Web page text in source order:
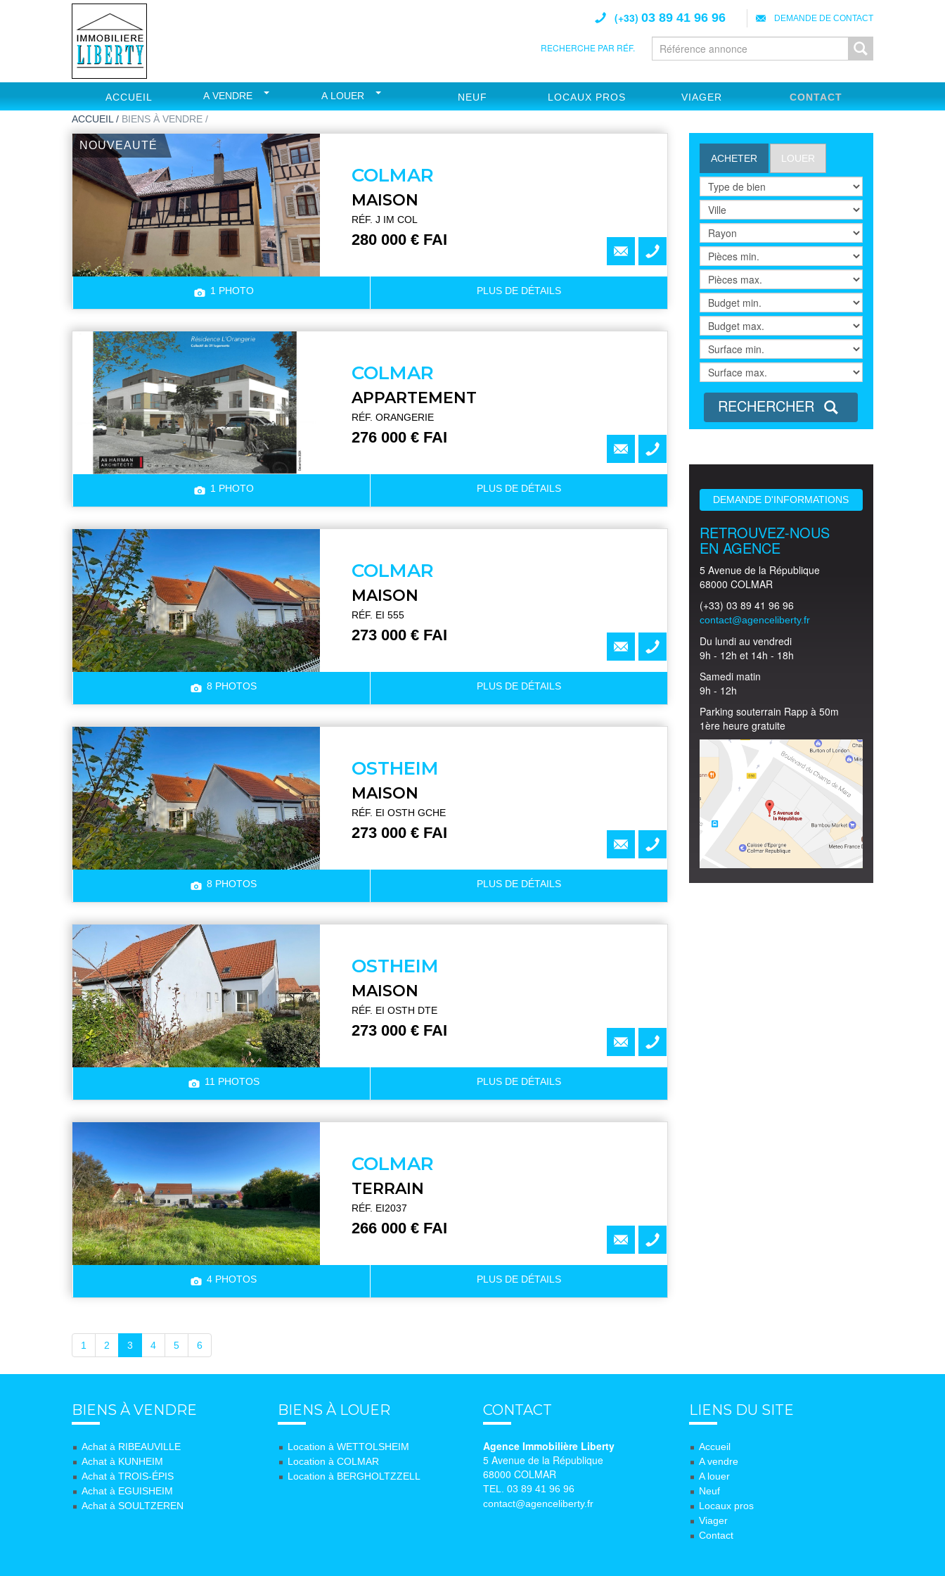
(+33) 03 89 41 96 96 DEMANDE DE CONTACT
RECHERCHE PAR RÉF.
ACCUEIL A VENDRE A LOUER NEUF LOCAUX PROS VIAGER
CONTACT
ACCUEIL / BIENS À VENDRE /
NOUVEAUTÉ
COLMAR
MAISON
RÉF. J IM COL
280 000 € FAI
1 PHOTO PLUS DE DÉTAILS
COLMAR
APPARTEMENT
RÉF. ORANGERIE
276 000 € FAI
1 PHOTO PLUS DE DÉTAILS
COLMAR
MAISON
RÉF. EI 555
273 000 € FAI
8 PHOTOS PLUS DE DÉTAILS
OSTHEIM
MAISON
RÉF. EI OSTH GCHE
273 000 € FAI
8 PHOTOS PLUS DE DÉTAILS
OSTHEIM
MAISON
RÉF. EI OSTH DTE
273 000 € FAI
11 PHOTOS PLUS DE DÉTAILS
COLMAR
TERRAIN
RÉF. EI2037
266 000 € FAI
4 PHOTOS PLUS DE DÉTAILS
ACHETER LOUER
RECHERCHER
DEMANDE D'INFORMATIONS
RETROUVEZ-NOUS
EN AGENCE
5 Avenue de la République
68000 COLMAR
(+33) 03 89 41 96 96
contact@agenceliberty.fr
Du lundi au vendredi
9h - 12h et 14h - 18h
Samedi matin
9h - 12h
Parking souterrain Rapp à 50m
1ère heure gratuite
1 2 3 4 5 6
BIENS À VENDRE
Achat à RIBEAUVILLE
Achat à KUNHEIM
Achat à TROIS-ÉPIS
Achat à EGUISHEIM
Achat à SOULTZEREN
BIENS À LOUER
Location à WETTOLSHEIM
Location à COLMAR
Location à BERGHOLTZZELL
CONTACT
Agence Immobilière Liberty
5 Avenue de la République
68000 COLMAR
TEL. 03 89 41 96 96
contact@agenceliberty.fr
LIENS DU SITE
Accueil
A vendre
A louer
Neuf
Locaux pros
Viager
Contact